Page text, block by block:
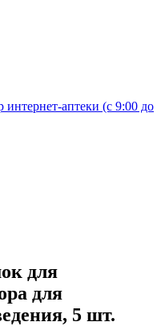
интернет-аптеки (с 9:00 до
для
для
5 шт.